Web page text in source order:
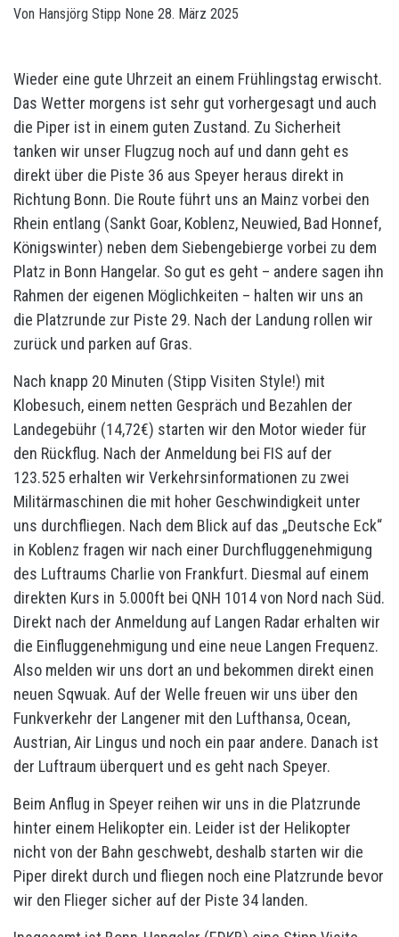
Von Hansjörg Stipp None 28. März 2025
Wieder eine gute Uhrzeit an einem Frühlingstag erwischt.
Das Wetter morgens ist sehr gut vorhergesagt und auch
die Piper ist in einem guten Zustand. Zu Sicherheit
tanken wir unser Flugzug noch auf und dann geht es
direkt über die Piste 36 aus Speyer heraus direkt in
Richtung Bonn. Die Route führt uns an Mainz vorbei den
Rhein entlang (Sankt Goar, Koblenz, Neuwied, Bad Honnef,
Königswinter) neben dem Siebengebierge vorbei zu dem
Platz in Bonn Hangelar. So gut es geht – andere sagen ihn
Rahmen der eigenen Möglichkeiten – halten wir uns an
die Platzrunde zur Piste 29. Nach der Landung rollen wir
zurück und parken auf Gras.
Nach knapp 20 Minuten (Stipp Visiten Style!) mit
Klobesuch, einem netten Gespräch und Bezahlen der
Landegebühr (14,72€) starten wir den Motor wieder für
den Rückflug. Nach der Anmeldung bei FIS auf der
123.525 erhalten wir Verkehrsinformationen zu zwei
Militärmaschinen die mit hoher Geschwindigkeit unter
uns durchfliegen. Nach dem Blick auf das „Deutsche Eck“
in Koblenz fragen wir nach einer Durchfluggenehmigung
des Luftraums Charlie von Frankfurt. Diesmal auf einem
direkten Kurs in 5.000ft bei QNH 1014 von Nord nach Süd.
Direkt nach der Anmeldung auf Langen Radar erhalten wir
die Einfluggenehmigung und eine neue Langen Frequenz.
Also melden wir uns dort an und bekommen direkt einen
neuen Sqwuak. Auf der Welle freuen wir uns über den
Funkverkehr der Langener mit den Lufthansa, Ocean,
Austrian, Air Lingus und noch ein paar andere. Danach ist
der Luftraum überquert und es geht nach Speyer.
Beim Anflug in Speyer reihen wir uns in die Platzrunde
hinter einem Helikopter ein. Leider ist der Helikopter
nicht von der Bahn geschwebt, deshalb starten wir die
Piper direkt durch und fliegen noch eine Platzrunde bevor
wir den Flieger sicher auf der Piste 34 landen.